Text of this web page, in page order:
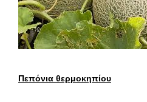
Πεπόνια θερμοκηπίου